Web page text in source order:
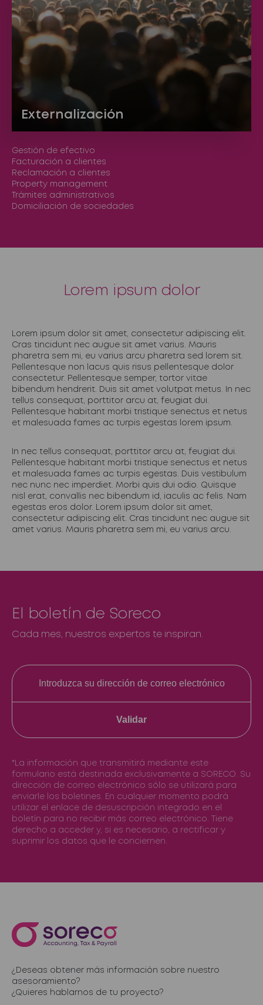
Externalización
Gestión de efectivo
Facturación a clientes
Reclamación a clientes
Property management
Trámites administrativos
Domiciliación de sociedades
Lorem ipsum dolor
Lorem ipsum dolor sit amet, consectetur adipiscing elit.
Cras tincidunt nec augue sit amet varius. Mauris
pharetra sem mi, eu varius arcu pharetra sed lorem sit.
Pellentesque non lacus quis risus pellentesque dolor
consectetur. Pellentesque semper, tortor vitae
bibendum hendrerit. Duis sit amet volutpat metus. In nec
tellus consequat, porttitor arcu at, feugiat dui.
Pellentesque habitant morbi tristique senectus et netus
et malesuada fames ac turpis egestas lorem ipsum.
In nec tellus consequat, porttitor arcu at, feugiat dui.
Pellentesque habitant morbi tristique senectus et netus
et malesuada fames ac turpis egestas. Duis vestibulum
nec nunc nec imperdiet. Morbi quis dui odio. Quisque
nisl erat, convallis nec bibendum id, iaculis ac felis. Nam
egestas eros dolor. Lorem ipsum dolor sit amet,
consectetur adipiscing elit. Cras tincidunt nec augue sit
amet varius. Mauris pharetra sem mi, eu varius arcu.
El boletín de Soreco
Cada mes, nuestros expertos te inspiran.
Validar
*La información que transmitirá mediante este
formulario está destinada exclusivamente a SORECO. Su
dirección de correo electrónico sólo se utilizará para
enviarle los boletines. En cualquier momento podrá
utilizar el enlace de desuscripción integrado en el
boletín para no recibir más correo electrónico. Tiene
derecho a acceder y, si es necesario, a rectificar y
suprimir los datos que le conciernen.
¿Deseas obtener más información sobre nuestro
asesoramiento?
¿Quieres hablarnos de tu proyecto?